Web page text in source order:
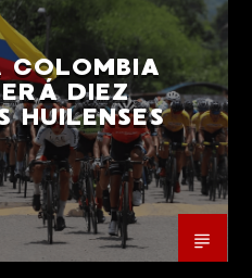
COLOMBIA
DIEZ
HUILENSES